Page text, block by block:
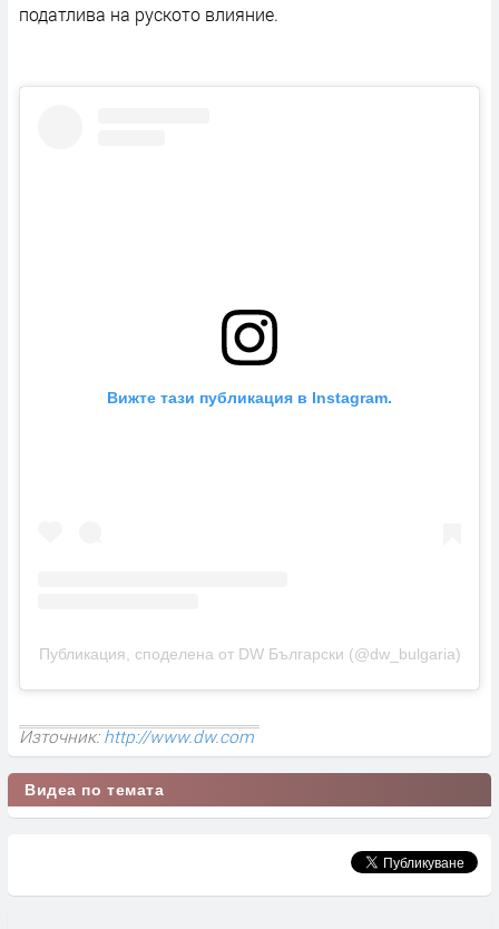
податлива на руското влияние.
Вижте тази публикация в Instagram.
Публикация, споделена от DW Български (@dw_bulgaria)
Източник:http://www.dw.com
Видеа по темата